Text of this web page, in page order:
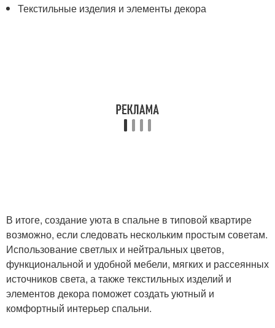
Текстильные изделия и элементы декора
В итоге, создание уюта в спальне в типовой квартире
возможно, если следовать нескольким простым советам.
Использование светлых и нейтральных цветов,
функциональной и удобной мебели, мягких и рассеянных
источников света, а также текстильных изделий и
элементов декора поможет создать уютный и
комфортный интерьер спальни.